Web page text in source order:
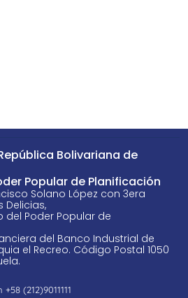
Bolivariana de
Popular de Planificación
Solano López con 3era
Delicias,
del Poder Popular de
del Banco Industrial de
el Recreo. Código Postal 1050
​(212)9011111